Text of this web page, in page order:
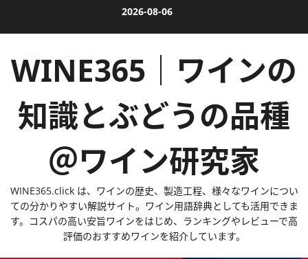
2026-08-06
WINE365｜ワインの
知識とぶどうの品種
＠ワイン研究家
WINE365.click は、ワインの歴史、製造工程、様々なワインについ
ての分かりやすい解説サイト。ワイン用語辞典としても活用できま
す。コスパの高い安旨ワインをはじめ、ランキングやレビューで高
評価のおすすめワインを紹介しています。